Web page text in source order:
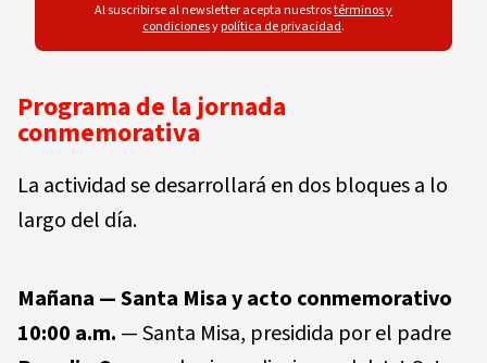
Al suscribirse al newsletter acepta nuestrostérminos y
condicionesypolítica de privacidad.
Programa de la jornada
conmemorativa
La actividad se desarrollará en dos bloques a lo
largo del día.
Mañana — Santa Misa y acto conmemorativo
10:00 a.m. — Santa Misa, presidida por el padre